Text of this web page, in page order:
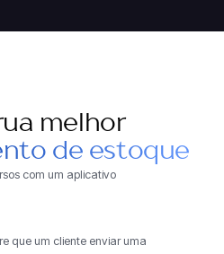
melhor
de estoque
com um aplicativo
que um cliente enviar uma